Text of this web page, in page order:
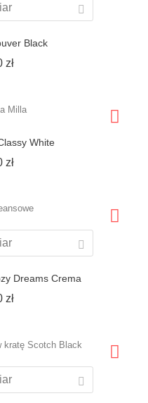
Black
złCena
White
złCena
Dreams Crema
złCena